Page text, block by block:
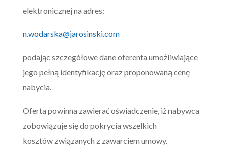
elektronicznej na adres:
n.wodarska@jarosinski.com
podając szczegółowe dane oferenta umożliwiające
jego pełną identyfikację oraz proponowaną cenę
nabycia.
Oferta powinna zawierać oświadczenie, iż nabywca
zobowiązuje się do pokrycia wszelkich
kosztów związanych z zawarciem umowy.